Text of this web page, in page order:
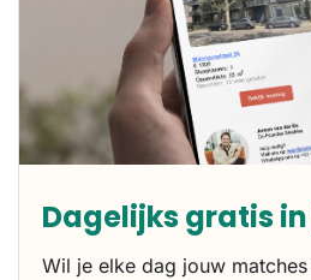
Dagelijks gratis
Wil je elke dag jouw